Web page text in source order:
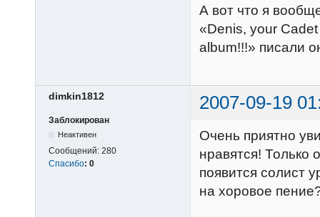
А вот что я
«Denis, your
album!!!» писали
dimkin1812 2007-09-19
Заблокирован
Неактивен
Сообщений: 280
Спасибо: 0
Очень приятно
нравятся! Только
появится солист
на хоровое